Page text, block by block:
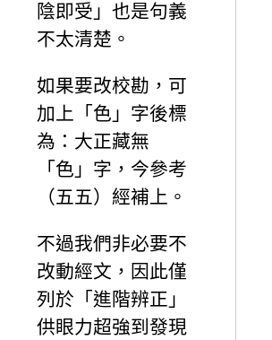
陰即受」也是句義
不太清楚。
如果要改校勘，可
加上「色」字後標
為：大正藏無
「色」字，今參考
（五五）經補上。
不過我們非必要不
改動經文，因此僅
列於「進階辨正」
供眼力超強到發現